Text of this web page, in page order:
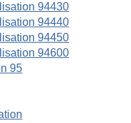
94430
94440
94450
94600
95